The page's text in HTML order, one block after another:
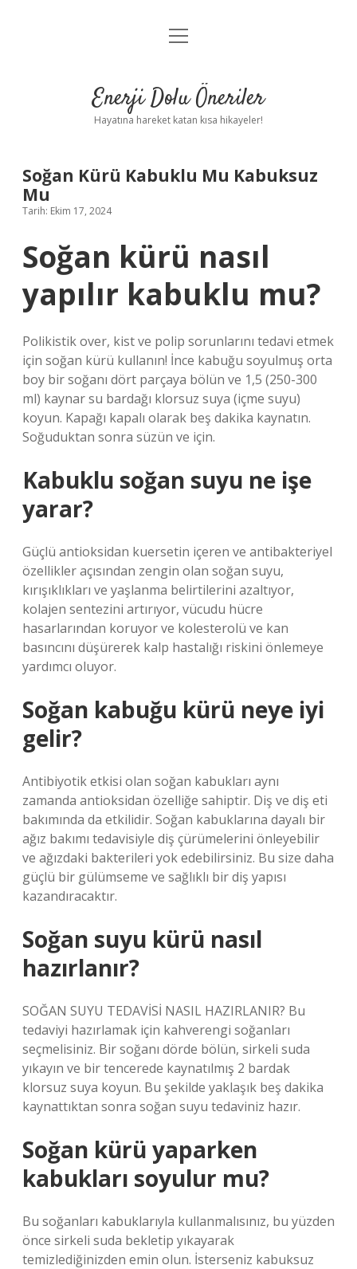
Anasayfa
Yasal Uyarı
menüyü
Enerji Dolu Öneriler
Hayatına hareket katan kısa hikayeler!
Soğan Kürü Kabuklu Mu Kabuksuz
Mu
Tarih: Ekim 17, 2024
Soğan kürü nasıl
yapılır kabuklu mu?
Polikistik over, kist ve polip sorunlarını tedavi etmek
için soğan kürü kullanın! İnce kabuğu soyulmuş orta
boy bir soğanı dört parçaya bölün ve 1,5 (250-300
ml) kaynar su bardağı klorsuz suya (içme suyu)
koyun. Kapağı kapalı olarak beş dakika kaynatın.
Soğuduktan sonra süzün ve için.
Kabuklu soğan suyu ne işe
yarar?
Güçlü antioksidan kuersetin içeren ve antibakteriyel
özellikler açısından zengin olan soğan suyu,
kırışıklıkları ve yaşlanma belirtilerini azaltıyor,
kolajen sentezini artırıyor, vücudu hücre
hasarlarından koruyor ve kolesterolü ve kan
basıncını düşürerek kalp hastalığı riskini önlemeye
yardımcı oluyor.
Soğan kabuğu kürü neye iyi
gelir?
Antibiyotik etkisi olan soğan kabukları aynı
zamanda antioksidan özelliğe sahiptir. Diş ve diş eti
bakımında da etkilidir. Soğan kabuklarına dayalı bir
ağız bakımı tedavisiyle diş çürümelerini önleyebilir
ve ağızdaki bakterileri yok edebilirsiniz. Bu size daha
güçlü bir gülümseme ve sağlıklı bir diş yapısı
kazandıracaktır.
Soğan suyu kürü nasıl
hazırlanır?
SOĞAN SUYU TEDAVİSİ NASIL HAZIRLANIR? Bu
tedaviyi hazırlamak için kahverengi soğanları
seçmelisiniz. Bir soğanı dörde bölün, sirkeli suda
yıkayın ve bir tencerede kaynatılmış 2 bardak
klorsuz suya koyun. Bu şekilde yaklaşık beş dakika
kaynattıktan sonra soğan suyu tedaviniz hazır.
Soğan kürü yaparken
kabukları soyulur mu?
Bu soğanları kabuklarıyla kullanmalısınız, bu yüzden
önce sirkeli suda bekletip yıkayarak
temizlediğinizden emin olun. İsterseniz kabuksuz